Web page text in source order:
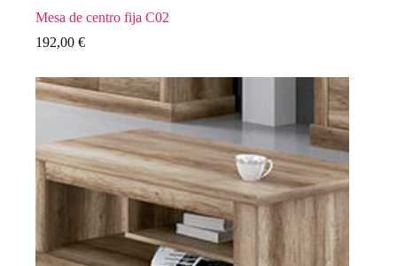
Mesa de centro fija C02
192,00 €